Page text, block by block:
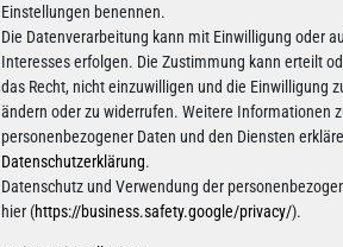
Einstellungen benennen.
Die Datenverarbeitung kann mit Einwilligung oder
Interesses erfolgen. Die Zustimmung kann erteilt
das Recht, nicht einzuwilligen und die Einwilligung
ändern oder zu widerrufen. Weitere Informationen
personenbezogener Daten und den Diensten
Datenschutzerklärung.
Datenschutz und Verwendung der
hier (https://business.safety.google/privacy/).